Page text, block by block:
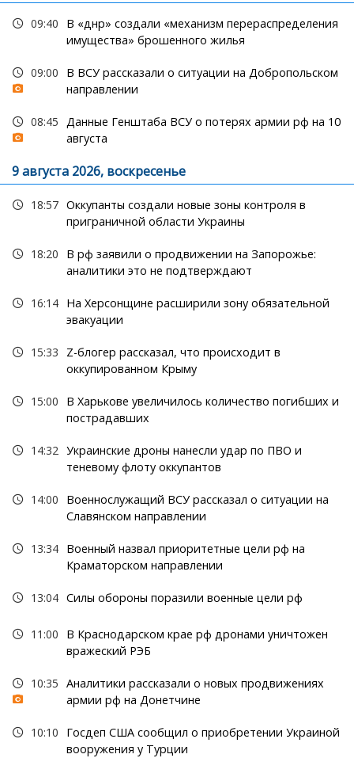
09:40
В «днр» создали «механизм перераспределения
имущества» брошенного жилья
09:00
В ВСУ рассказали о ситуации на Добропольском
направлении
08:45 Данные Генштаба ВСУ о потерях армии рф на 10
августа
9 августа 2026, воскресенье
18:57 Оккупанты создали новые зоны контроля в
приграничной области Украины
18:20
В рф заявили о продвижении на Запорожье:
аналитики это не подтверждают
16:14 На Херсонщине расширили зону обязательной
эвакуации
15:33
Z-блогер рассказал, что происходит в
оккупированном Крыму
15:00
В Харькове увеличилось количество погибших и
пострадавших
14:32 Украинские дроны нанесли удар по ПВО и
теневому флоту оккупантов
14:00
Военнослужащий ВСУ рассказал о ситуации на
Славянском направлении
13:34 Военный назвал приоритетные цели рф на
Краматорском направлении
13:04 Силы обороны поразили военные цели рф
11:00
В Краснодарском крае рф дронами уничтожен
вражеский РЭБ
10:35 Аналитики рассказали о новых продвижениях
армии рф на Донетчине
10:10
Госдеп США сообщил о приобретении Украиной
вооружения у Турции